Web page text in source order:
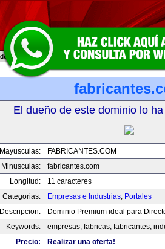
El dueño de este dominio lo
Mayusculas:
FABRICANTES.COM
Minusculas:
fabricantes.com
Longitud:
11 caracteres
Categorias:
Empresas e Industrias, Portales
Descripcion:
Dominio Premium ideal para
Keywords:
empresas, fabricas, fabricantes,
Precio:
Realizar una oferta!